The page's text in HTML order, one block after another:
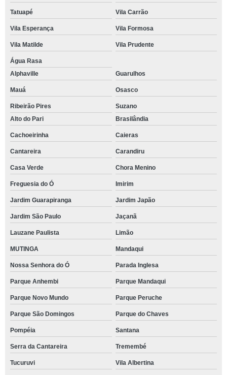
Tatuapé Vila Carrão
Vila Esperança Vila Formosa
Vila Matilde Vila Prudente
Água Rasa
Alphaville
Guarulhos
Mauá Osasco
Ribeirão Pires
Suzano
Alto do Pari
Brasilândia
Cachoeirinha Caieras
Cantareira Carandiru
Casa Verde Chora Menino
Freguesia do Ó Imirim
Jardim Guarapiranga Jardim Japão
Jardim São Paulo Jaçanã
Lauzane Paulista Limão
MUTINGA Mandaqui
Nossa Senhora do Ó Parada Inglesa
Parque Anhembi Parque Mandaqui
Parque Novo Mundo Parque Peruche
Parque São Domingos Parque do Chaves
Pompéia Santana
Serra da Cantareira Tremembé
Tucuruvi Vila Albertina